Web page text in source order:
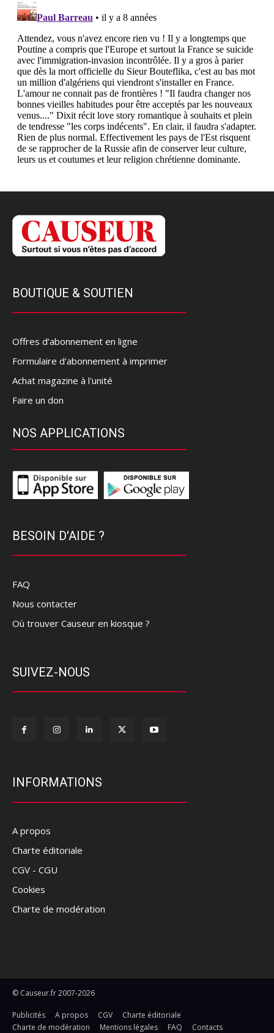
BOUTIQUE & SOUTIEN
Offres d’abonnement en ligne
Formulaire d'abonnement à imprimer
Achat magazine à l'unité
Faire un don
NOS APPLICATIONS
BESOIN D'AIDE ?
FAQ
Nous contacter
Où trouver Causeur en kiosque ?
SUIVEZ-NOUS
INFORMATIONS
A propos
Charte éditoriale
CGV - CGU
Cookies
Charte de modération
© Causeur.fr 2007-2026
Publicités A propos CGV
Charte éditoriale
Charte de modération
Mentions légales FAQ Contacts